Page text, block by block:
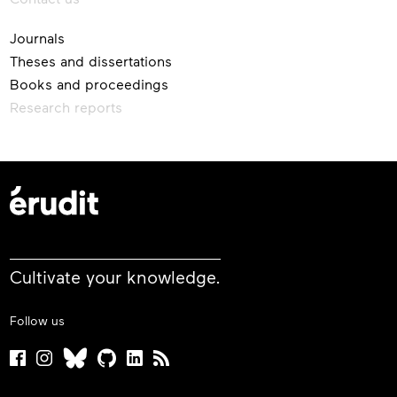
Journals
Theses and dissertations
Books and proceedings
Research reports
Cultivate your knowledge.
Follow us